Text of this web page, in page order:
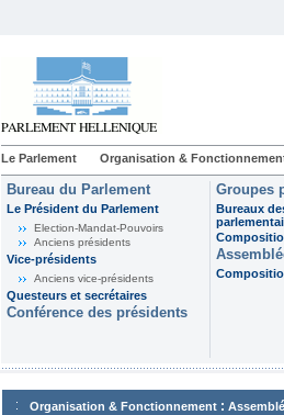
Le Parlement Organisation &
Bureau du Parlement
Le Président du Parlement
Election-Mandat-Pouvoirs
Anciens présidents
Vice-présidents
Anciens vice-présidents
Questeurs et secrétaires
Conférence des présidents
Groupes
Bureaux
Organisation & Fonctionnement :